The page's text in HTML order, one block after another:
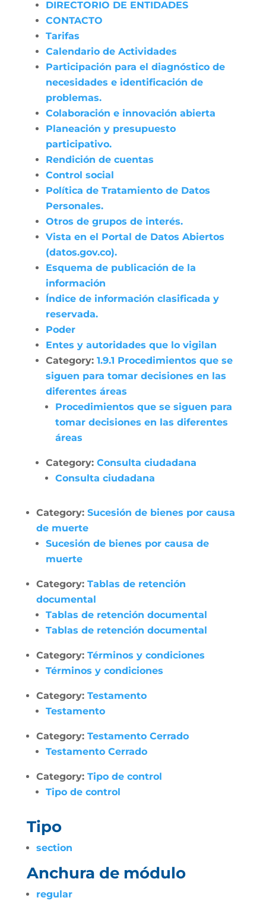
DIRECTORIO DE ENTIDADES
CONTACTO
Tarifas
Calendario de Actividades
Participación para el diagnóstico de
necesidades e identificación de
problemas.
Colaboración e innovación abierta
Planeación y presupuesto
participativo.
Rendición de cuentas
Control social
Política de Tratamiento de Datos
Personales.
Otros de grupos de interés.
Vista en el Portal de Datos Abiertos
(datos.gov.co).
Esquema de publicación de la
información
Índice de información clasificada y
reservada.
Poder
Entes y autoridades que lo vigilan
Category: 1.9.1 Procedimientos que se
siguen para tomar decisiones en las
diferentes áreas
Procedimientos que se siguen para
tomar decisiones en las diferentes
áreas
Category: Consulta ciudadana
Consulta ciudadana
Category: Sucesión de bienes por causa
de muerte
Sucesión de bienes por causa de
muerte
Category: Tablas de retención
documental
Tablas de retención documental
Tablas de retención documental
Category: Términos y condiciones
Términos y condiciones
Category: Testamento
Testamento
Category: Testamento Cerrado
Testamento Cerrado
Category: Tipo de control
Tipo de control
Tipo
section
Anchura de módulo
regular